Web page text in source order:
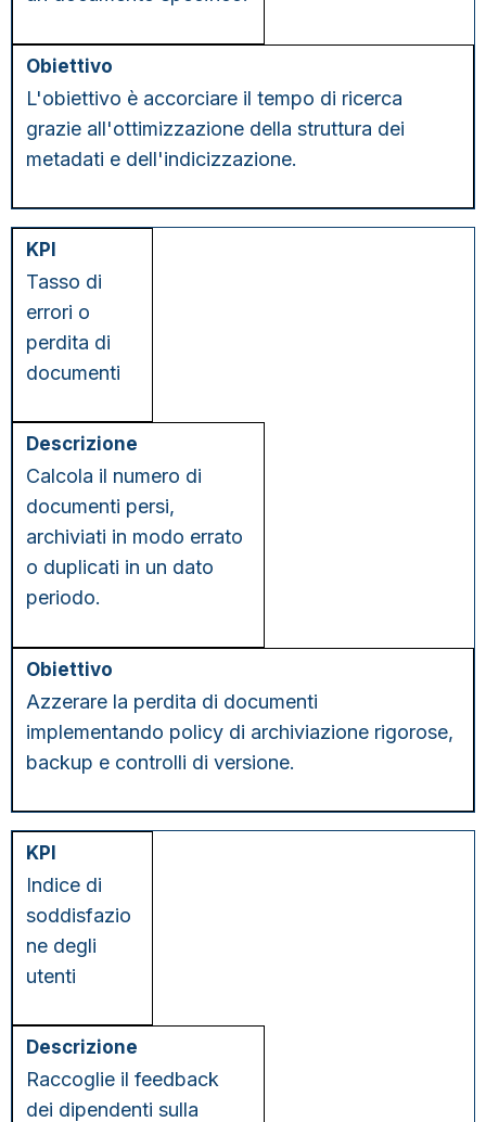
L'obiettivo è accorciare il tempo di ricerca
grazie all'ottimizzazione della struttura dei
metadati e dell'indicizzazione.
Tasso di
errori o
perdita di
documenti
Calcola il numero di
documenti persi,
archiviati in modo errato
o duplicati in un dato
periodo.
Azzerare la perdita di documenti
implementando policy di archiviazione rigorose,
backup e controlli di versione.
Indice di
soddisfazio
ne degli
utenti
Raccoglie il feedback
dei dipendenti sulla